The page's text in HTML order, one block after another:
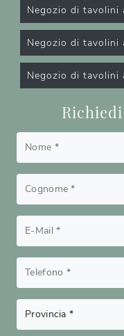
Negozio di tavolini
Negozio di tavolini
Negozio di tavolini